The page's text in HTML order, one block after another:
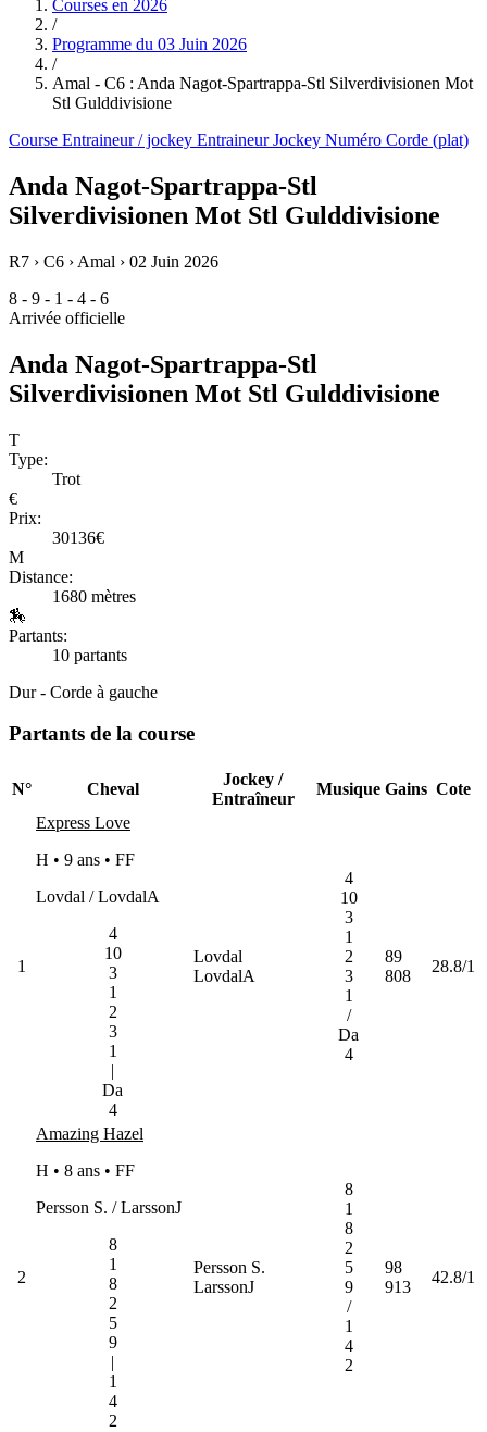
Courses en 2026
/
Programme du 03 Juin 2026
/
Amal - C6 : Anda Nagot-Spartrappa-Stl Silverdivisionen Mot
Stl Gulddivisione
Course Entraineur / jockey EntraineurJockey Numéro Corde (plat)
Anda Nagot-Spartrappa-Stl
Silverdivisionen Mot Stl Gulddivisione
R7 › C6 › Amal › 02 Juin 2026
8 - 9 - 1 - 4 - 6
Arrivée officielle
Anda Nagot-Spartrappa-Stl
Silverdivisionen Mot Stl Gulddivisione
T
Type:
Trot
€
Prix:
30136€
M
Distance:
1680 mètres
🏇
Partants:
10 partants
Dur - Corde à gauche
Partants de la course
N° Cheval
Jockey /
Entraîneur
Musique Gains Cote
1
Express Love
H • 9 ans • FF
Lovdal / LovdalA
4
10
3
1
2
3
1
|
Da
4
Lovdal
LovdalA
4
10
3
1
2
3
1
/
Da
4
89
808
28.8/1
2
Amazing Hazel
H • 8 ans • FF
Persson S. / LarssonJ
8
1
8
2
5
9
|
1
4
2
Persson S.
LarssonJ
8
1
8
2
5
9
/
1
4
2
98
913
42.8/1